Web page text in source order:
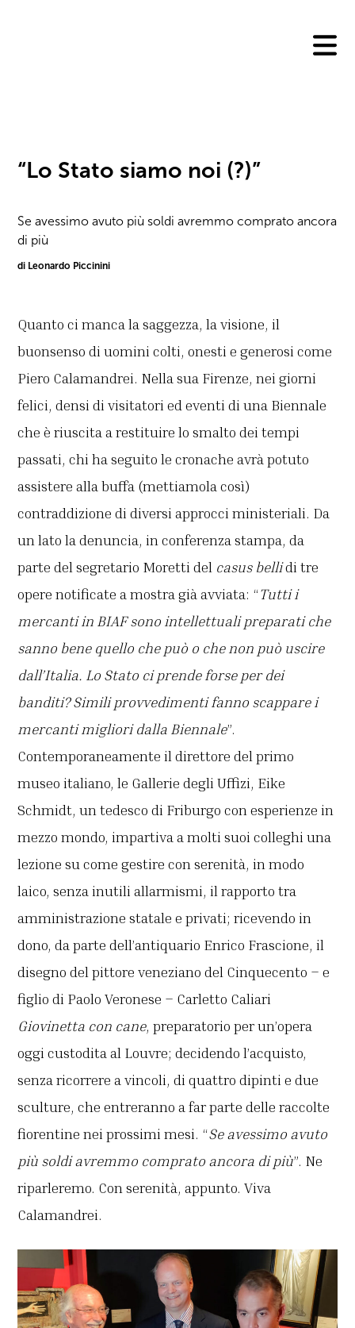
“Lo Stato siamo noi (?)”
Se avessimo avuto più soldi avremmo comprato ancora
di più
di Leonardo Piccinini
Quanto ci manca la saggezza, la visione, il
buonsenso di uomini colti, onesti e generosi come
Piero Calamandrei. Nella sua Firenze, nei giorni
felici, densi di visitatori ed eventi di una Biennale
che è riuscita a restituire lo smalto dei tempi
passati, chi ha seguito le cronache avrà potuto
assistere alla buffa (mettiamola così)
contraddizione di diversi approcci ministeriali. Da
un lato la denuncia, in conferenza stampa, da
parte del segretario Moretti del casus bellidi tre
opere notificate a mostra già avviata: “Tutti i
mercanti in BIAF sono intellettuali preparati che
sanno bene quello che può o che non può uscire
dall’Italia. Lo Stato ci prende forse per dei
banditi? Simili provvedimenti fanno scappare i
mercanti migliori dalla Biennale”.
Contemporaneamente il direttore del primo
museo italiano, le Gallerie degli Uffizi, Eike
Schmidt, un tedesco di Friburgo con esperienze in
mezzo mondo, impartiva a molti suoi colleghi una
lezione su come gestire con serenità, in modo
laico, senza inutili allarmismi, il rapporto tra
amministrazione statale e privati; ricevendo in
dono, da parte dell’antiquario Enrico Frascione, il
disegno del pittore veneziano del Cinquecento – e
figlio di Paolo Veronese – Carletto Caliari
Giovinetta con cane, preparatorio per un’opera
oggi custodita al Louvre; decidendo l’acquisto,
senza ricorrere a vincoli, di quattro dipinti e due
sculture, che entreranno a far parte delle raccolte
fiorentine nei prossimi mesi. “Se avessimo avuto
più soldi avremmo comprato ancora di più”. Ne
riparleremo. Con serenità, appunto. Viva
Calamandrei.